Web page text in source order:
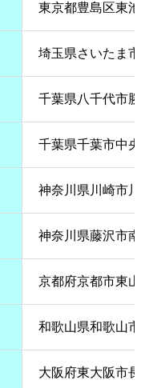
東京都豊島区東
埼玉県さいたま
千葉県八千代市
千葉県千葉市中
神奈川県川崎市
神奈川県藤沢市
京都府京都市東
和歌山県和歌山
大阪府東大阪市